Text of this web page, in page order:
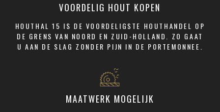
VOORDELIG HOUT KOPEN
HOUTHAL 15 IS DE VOORDELIGSTE HOUTHANDEL OP
DE GRENS VAN NOORD EN ZUID-HOLLAND. ZO GAAT
U AAN DE SLAG ZONDER PIJN IN DE PORTEMONNEE.
MAATWERK MOGELIJK